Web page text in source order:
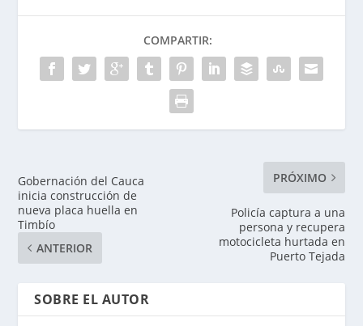
COMPARTIR:
Gobernación del Cauca
inicia construcción de
nueva placa huella en
Timbío
ANTERIOR
PRÓXIMO
Policía captura a una
persona y recupera
motocicleta hurtada en
Puerto Tejada
SOBRE EL AUTOR